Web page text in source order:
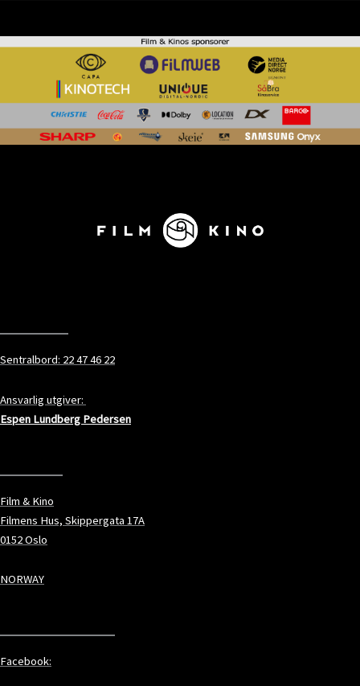
Sentralbord: 22 47 46 22
Ansvarlig utgiver:
Espen Lundberg Pedersen
Film & Kino
Filmens Hus, Skippergata 17A
0152 Oslo
NORWAY
Facebook: